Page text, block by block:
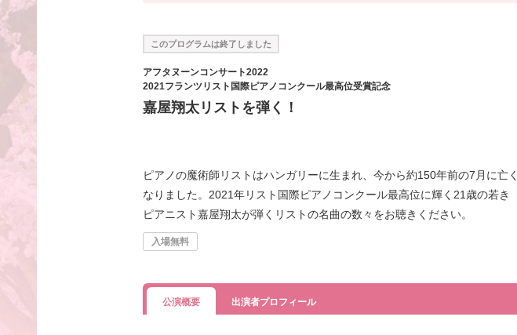
このプログラムは終了しました
アフタヌーンコンサート2022
2021フランツリスト国際ピアノコンクール最高位受賞記念
嘉屋翔太リストを弾く！
ピアノの魔術師リストはハンガリーに生まれ、今から約150年前の7月に亡く
なりました。2021年リスト国際ピアノコンクール最高位に輝く21歳の若き
ピアニスト嘉屋翔太が弾くリストの名曲の数々をお聴きください。
入場無料
公演概要 出演者プロフィール